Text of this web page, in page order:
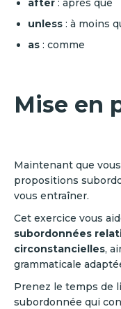
after : après que
unless : à moins
as : comme
Mise en
Maintenant que
propositions
vous entraîner.
Cet exercice vous
subordonnées
circonstancielles,
grammaticale
Prenez le temps de
subordonnée qui